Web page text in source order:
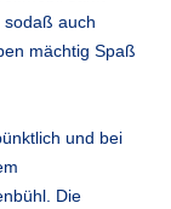
sodaß auch
mächtig Spaß
und bei
Die